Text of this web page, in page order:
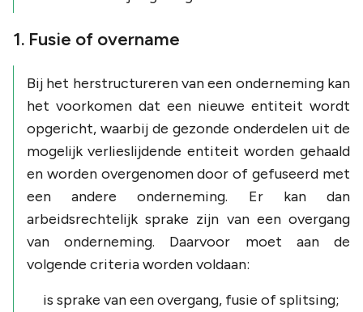
1. Fusie of overname
Bij het herstructureren van een onderneming kan
het voorkomen dat een nieuwe entiteit wordt
opgericht, waarbij de gezonde onderdelen uit de
mogelijk verlieslijdende entiteit worden gehaald
en worden overgenomen door of gefuseerd met
een andere onderneming. Er kan dan
arbeidsrechtelijk sprake zijn van een overgang
van onderneming. Daarvoor moet aan de
volgende criteria worden voldaan:
is sprake van een overgang, fusie of splitsing;